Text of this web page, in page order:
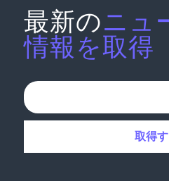
最新のニュ
情報を取得